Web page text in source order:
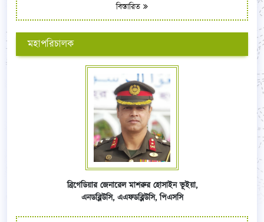
বিস্তারিত
মহাপরিচালক
ব্রিগেডিয়ার জেনারেল মাশরুর হোসাইন ভূইয়া,
এনডব্লিউসি, এএফডব্লিউসি,পিএসসি